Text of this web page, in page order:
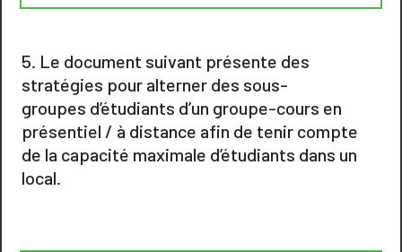
Le document suivant présente des
stratégies pour alterner des sous-
groupes d’étudiants d’un groupe-cours en
présentiel / à distance afin de tenir compte
de la capacité maximale d’étudiants dans un
local.